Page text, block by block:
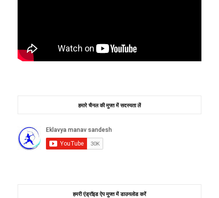
हमारे चैनल की मुफ्त में सदस्यता लें
हमरी एंड्रॉइड ऐप मुफ्त में डाउनलोड करें